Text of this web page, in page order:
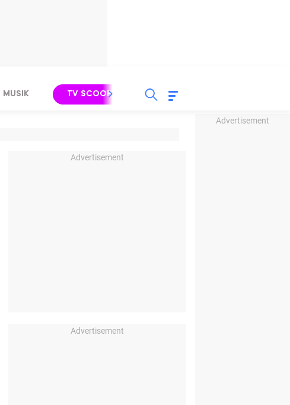
Advertisement
MUSIK TV SCOOP LIRIK
Advertisement
Advertisement